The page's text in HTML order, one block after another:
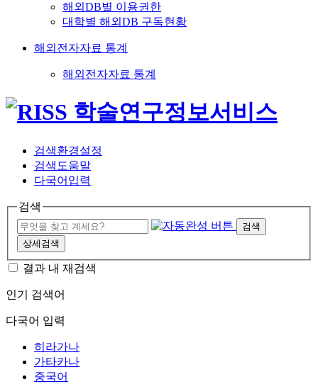
해외DB별 이용권한
대학별 해외DB 구독현황
해외전자자료 통계
해외전자자료 통계
검색환경설정
검색도움말
다국어입력
검색
검색
상세검색
결과 내 재검색
인기 검색어
다국어 입력
히라가나
가타카나
중국어